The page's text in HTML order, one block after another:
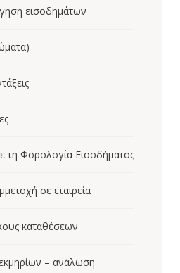
εισοδημάτων
τη Φορολογία Εισοδήματος
σε εταιρεία
καταθέσεων
– ανάλωση